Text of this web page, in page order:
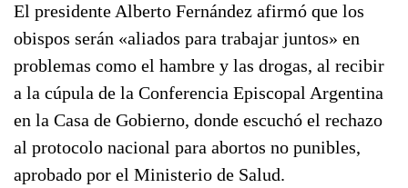
El presidente Alberto Fernández afirmó que los
obispos serán «aliados para trabajar juntos» en
problemas como el hambre y las drogas, al recibir
a la cúpula de la Conferencia Episcopal Argentina
en la Casa de Gobierno, donde escuchó el rechazo
al protocolo nacional para abortos no punibles,
aprobado por el Ministerio de Salud.